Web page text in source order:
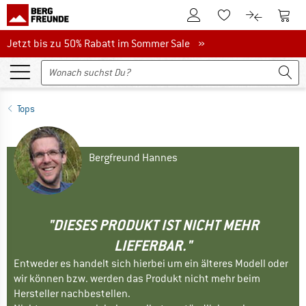
Zum KundenkontoZum Merkzettel.
Zum Zum
Jetzt bis zu 50% Rabatt im Sommer Sale
Jetzt bis zu 50% Rabatt im Sommer Sale »
Tops
Bergfreund Hannes
"DIESES PRODUKT IST NICHT MEHR
LIEFERBAR."
Entweder es handelt sich hierbei um ein älteres Modell oder
wir können bzw. werden das Produkt nicht mehr beim
Hersteller nachbestellen.